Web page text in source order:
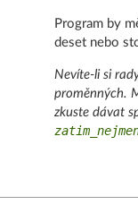
Program by
deset nebo
Nevíte-li si
proměnných.
zkuste dávat